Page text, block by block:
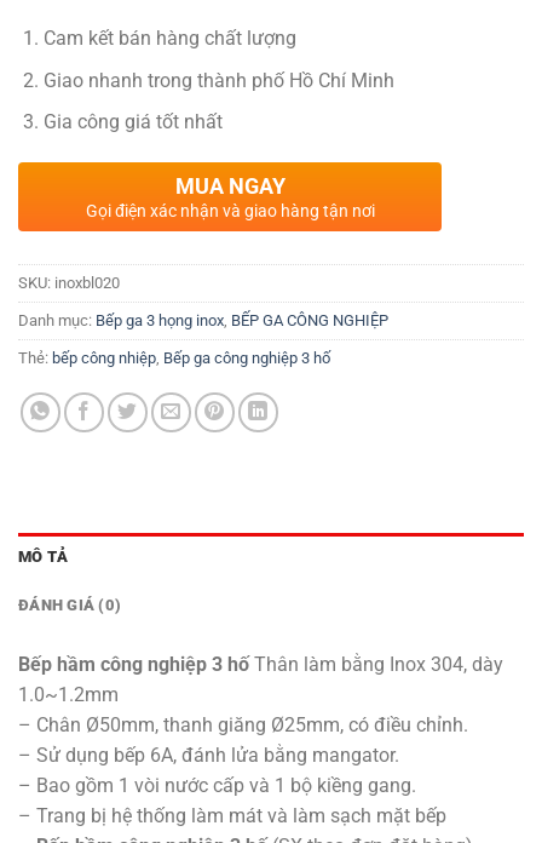
Cam kết bán hàng chất lượng
Giao nhanh trong thành phố Hồ Chí Minh
Gia công giá tốt nhất
MUA NGAY
Gọi điện xác nhận và giao hàng tận nơi
SKU: inoxbl020
Danh mục: Bếp ga 3 họng inox, BẾP GA CÔNG NGHIỆP
Thẻ: bếp công nhiệp, Bếp ga công nghiệp 3 hố
MÔ TẢ
ĐÁNH GIÁ (0)
Bếp hầm công nghiệp 3 hố Thân làm bằng Inox 304, dày
1.0~1.2mm
– Chân Ø50mm, thanh giăng Ø25mm, có điều chỉnh.
– Sử dụng bếp 6A, đánh lửa bằng mangator.
– Bao gồm 1 vòi nước cấp và 1 bộ kiềng gang.
– Trang bị hệ thống làm mát và làm sạch mặt bếp